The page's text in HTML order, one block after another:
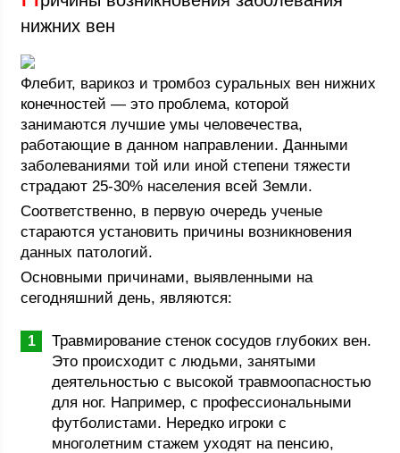
нижних вен
Флебит, варикоз и тромбоз суральных вен нижних
конечностей — это проблема, которой
занимаются лучшие умы человечества,
работающие в данном направлении. Данными
заболеваниями той или иной степени тяжести
страдают 25-30% населения всей Земли.
Соответственно, в первую очередь ученые
стараются установить причины возникновения
данных патологий.
Основными причинами, выявленными на
сегодняшний день, являются:
Травмирование стенок сосудов глубоких вен.
Это происходит с людьми, занятыми
деятельностью с высокой травмоопасностью
для ног. Например, с профессиональными
футболистами. Нередко игроки с
многолетним стажем уходят на пенсию,